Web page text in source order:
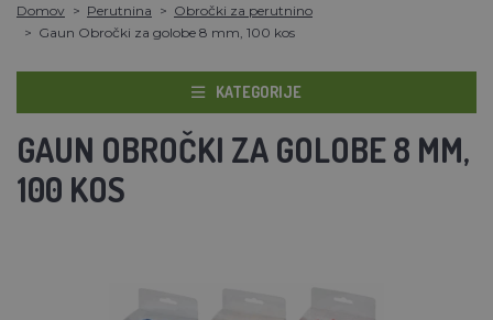
Domov Perutnina
Obročki za perutnino
Gaun Obročki za golobe 8 mm, 100 kos
KATEGORIJE
GAUN OBROČKI ZA GOLOBE 8 MM,
100 KOS